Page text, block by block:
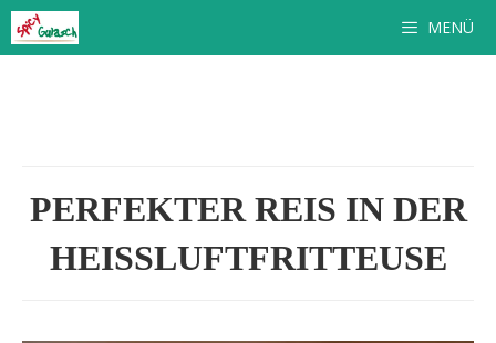
Zum
Inhalt
MENÜ
PERFEKTER REIS IN DER
HEISSLUFTFRITTEUSE